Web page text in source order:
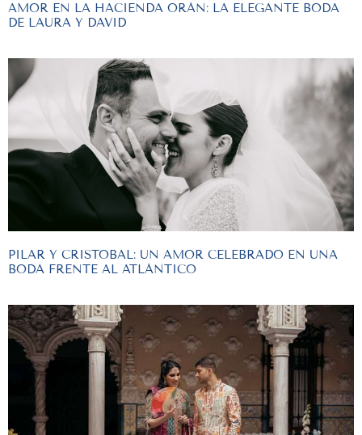
AMOR EN LA HACIENDA ORÁN: LA ELEGANTE BODA
DE LAURA Y DAVID
PILAR Y CRISTOBAL: UN AMOR CELEBRADO EN UNA
BODA FRENTE AL ATLÁNTICO